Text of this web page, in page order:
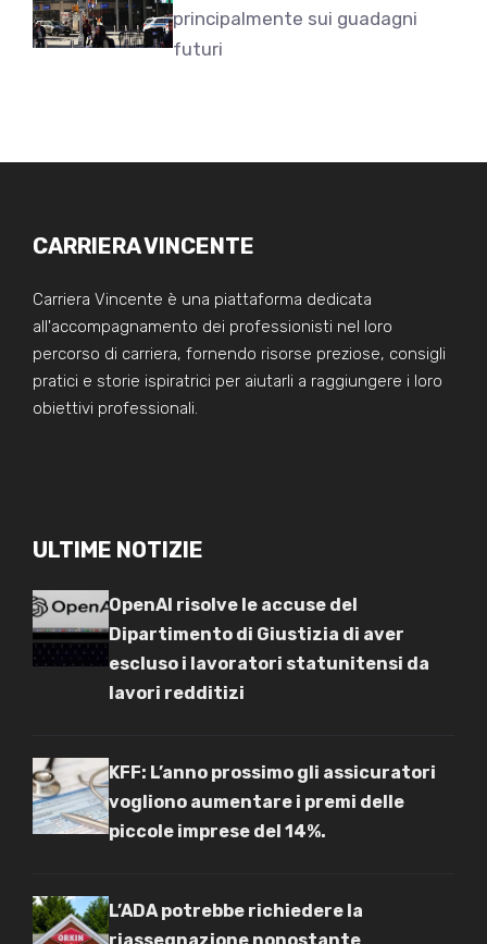
principalmente sui guadagni
futuri
CARRIERA VINCENTE
Carriera Vincente è una piattaforma dedicata
all'accompagnamento dei professionisti nel loro
percorso di carriera, fornendo risorse preziose, consigli
pratici e storie ispiratrici per aiutarli a raggiungere i loro
obiettivi professionali.
ULTIME NOTIZIE
OpenAI risolve le accuse del
Dipartimento di Giustizia di aver
escluso i lavoratori statunitensi da
lavori redditizi
KFF: L’anno prossimo gli assicuratori
vogliono aumentare i premi delle
piccole imprese del 14%.
L’ADA potrebbe richiedere la
riassegnazione nonostante